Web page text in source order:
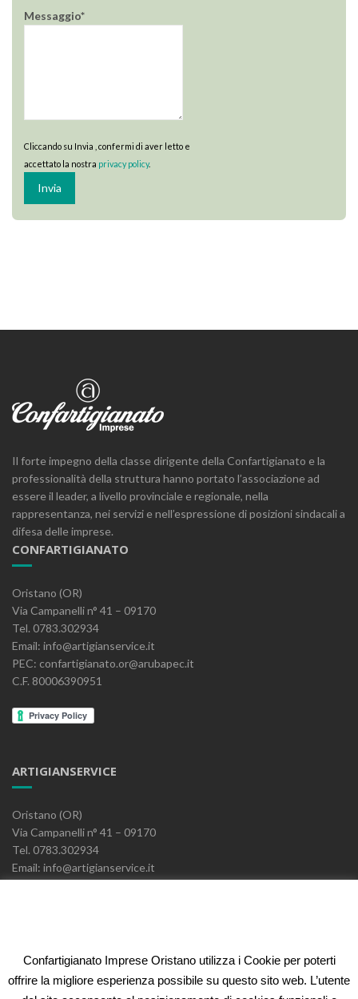
Messaggio*
Cliccando su Invia , confermi di aver letto e
accettato la nostra privacy policy.
Il forte impegno della classe dirigente della Confartigianato e la
professionalità della struttura hanno portato l’associazione ad
essere il leader, a livello provinciale e regionale, nella
rappresentanza, nei servizi e nell’espressione di posizioni sindacali a
difesa delle imprese.
CONFARTIGIANATO
Oristano (OR)
Via Campanelli n° 41 – 09170
Tel. 0783.302934
Email: info@artigianservice.it
PEC: confartigianato.or@arubapec.it
C.F. 80006390951
ARTIGIANSERVICE
Oristano (OR)
Via Campanelli n° 41 – 09170
Tel. 0783.302934
Email: info@artigianservice.it
ELEONORA FIDI
Confartigianato Imprese Oristano utilizza i Cookie per poterti
offrire la migliore esperienza possibile su questo sito web. L’utente